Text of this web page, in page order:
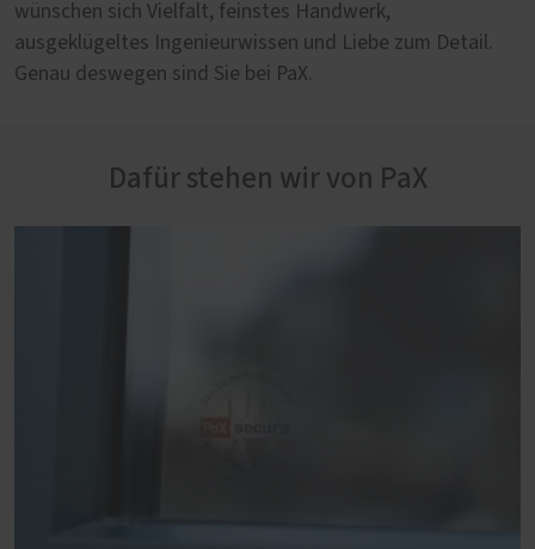
wünschen sich Vielfalt, feinstes Handwerk,
ausgeklügeltes Ingenieurwissen und Liebe zum Detail.
Genau deswegen sind Sie bei PaX.
Dafür stehen wir von PaX